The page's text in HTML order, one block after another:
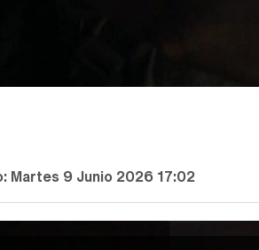
Martes 9 Junio 2026 17:02